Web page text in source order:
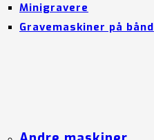
Minigravere
Gravemaskiner på bånd